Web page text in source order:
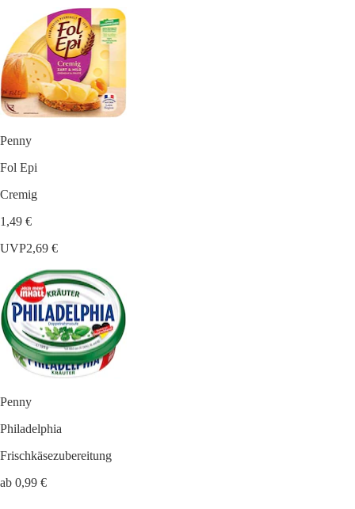
Penny
Fol Epi
Cremig
1,49 €
UVP2,69 €
Penny
Philadelphia
Frischkäsezubereitung
ab 0,99 €